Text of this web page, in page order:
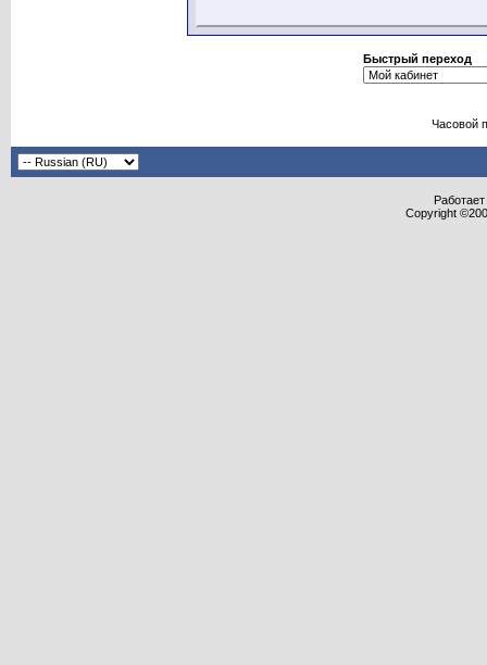
Быстрый переход
Часовой
Copyright